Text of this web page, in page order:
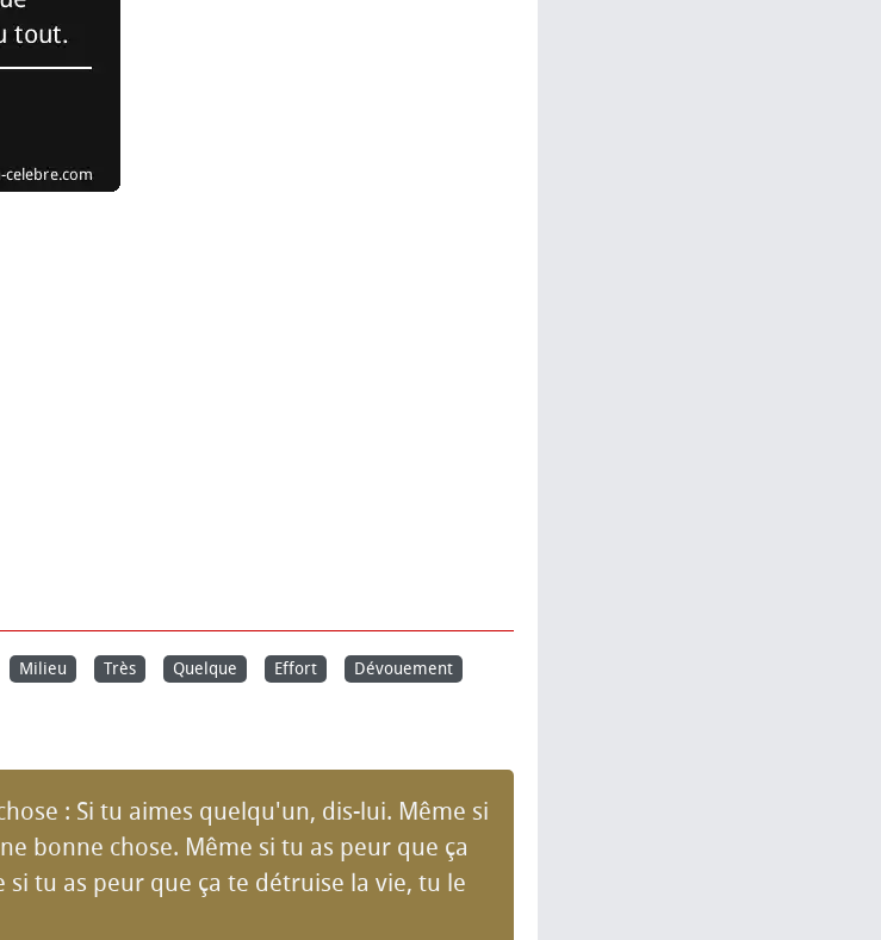
Milieu Très Quelque Effort Dévouement
: Si tu aimes quelqu'un, dis-lui. Même si
bonne chose. Même si tu as peur que ça
tu as peur que ça te détruise la vie, tu le